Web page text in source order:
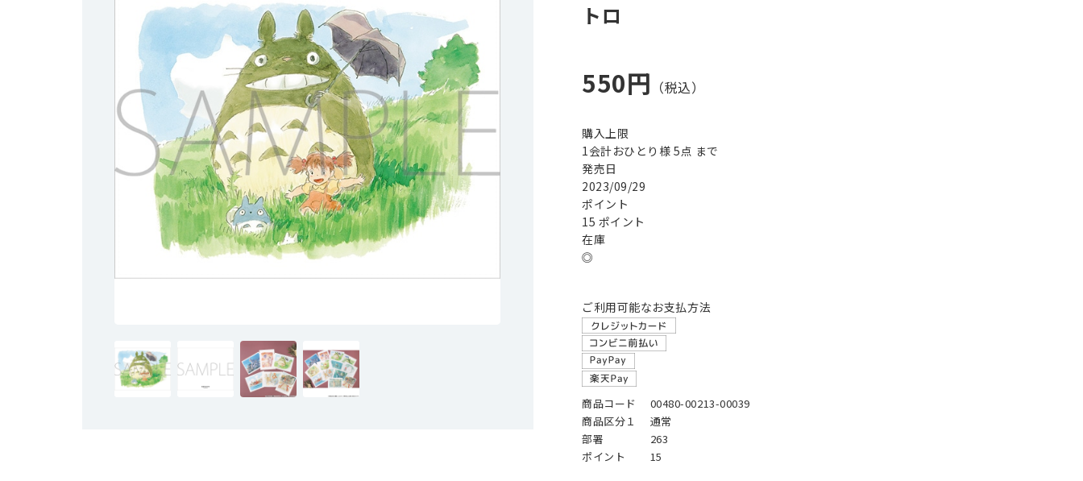
トロ
550円
購入上限
1会計おひとり様 5点 まで
発売日
2023/09/29
ポイント
15 ポイント
在庫
◎
ご利用可能なお支払方法
商品コード
00480-00213-00039
商品区分１
通常
部署
263
ポイント
15